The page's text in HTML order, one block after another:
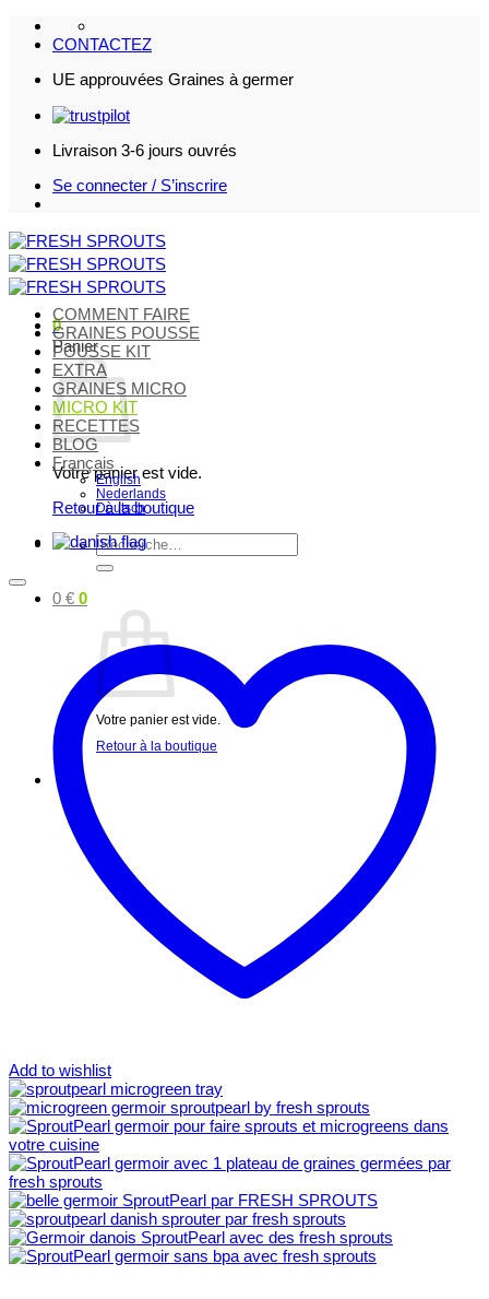
Passer
CONTACTEZ
UE approuvées Graines à germer
Livraison 3-6 jours ouvrés
Se connecter / S’inscrire
0
Panier
Votre panier est vide.
Retour à la boutique
Recherche
pour :
0 € 0
Votre panier est vide.
Retour à la boutique
COMMENT FAIRE
GRAINES POUSSE
POUSSE KIT
EXTRA
GRAINES MICRO
MICRO KIT
RECETTES
BLOG
Français
English
Nederlands
Deutsch
Add to wishlist